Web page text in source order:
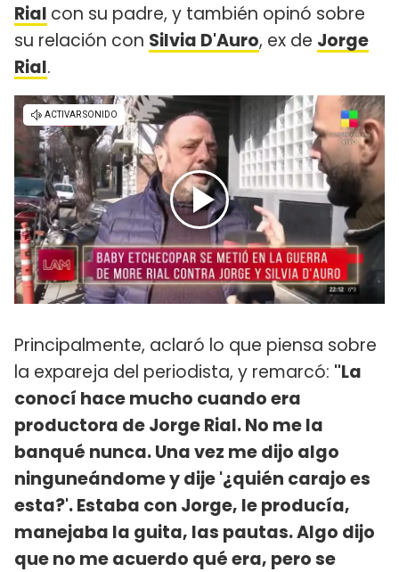
Rial con su padre, y también opinó sobre
su relación con Silvia D'Auro, ex de Jorge
Rial.
Principalmente, aclaró lo que piensa sobre
la expareja del periodista, y remarcó: "La
conocí hace mucho cuando era
productora de Jorge Rial. No me la
banqué nunca. Una vez me dijo algo
ninguneándome y dije '¿quién carajo es
esta?'. Estaba con Jorge, le producía,
manejaba la guita, las pautas. Algo dijo
que no me acuerdo qué era, pero se